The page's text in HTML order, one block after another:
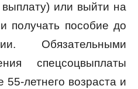
выплату) или выйти на
получать пособие до
Обязательными
спецсоцвыплаты
55-летнего возраста и